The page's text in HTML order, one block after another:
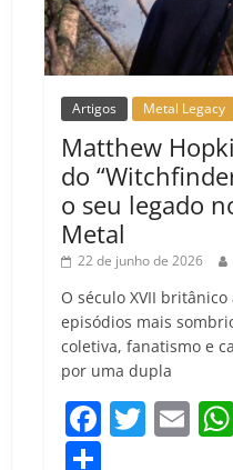
Artigos Metal Legacy
Matthew
do
o seu legado
Metal
22 de junho de 2026
O século XVII
episódios mais
coletiva, fanatismo e
por uma dupla
F T E